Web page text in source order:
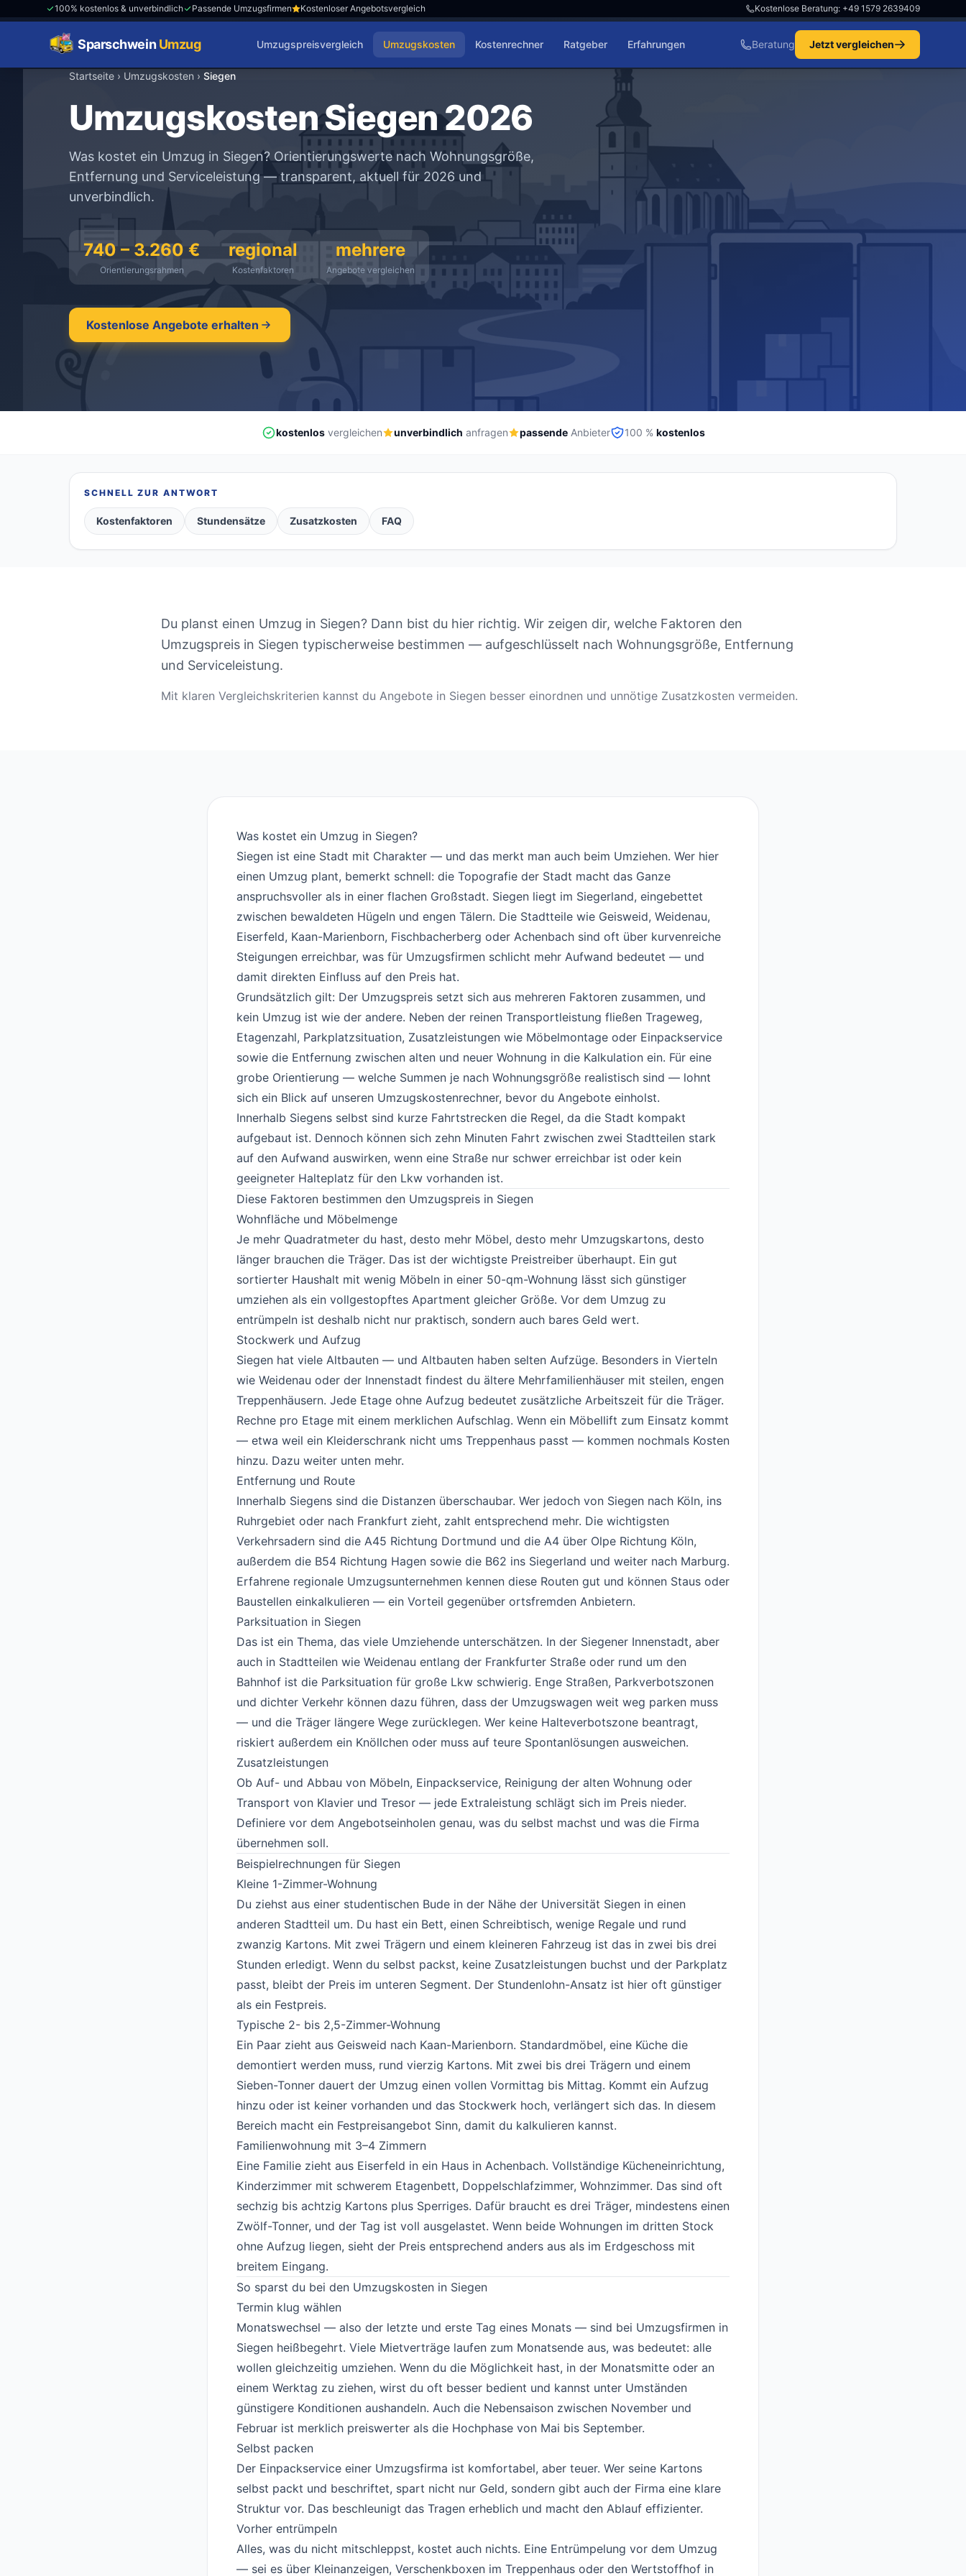
100% kostenlos & unverbindlich Passende Umzugsfirmen Kostenloser Angebotsvergleich Kostenlose Beratung: +49 1579 2639409
SparschweinUmzug Umzugspreisvergleich Umzugskosten Kostenrechner Ratgeber Erfahrungen Beratung Jetzt vergleichen
Startseite › Umzugskosten › Siegen
Umzugskosten Siegen 2026
Was kostet ein Umzug in Siegen? Orientierungswerte nach Wohnungsgröße,
Entfernung und Serviceleistung — transparent, aktuell für 2026 und
unverbindlich.
740 – 3.260 €
Orientierungsrahmen
regional
Kostenfaktoren
mehrere
Angebote vergleichen
Kostenlose Angebote erhalten
kostenlosvergleichen unverbindlich anfragen passendeAnbieter 100 % kostenlos
SCHNELL ZUR ANTWORT
Kostenfaktoren Stundensätze Zusatzkosten FAQ
Du planst einen Umzug in Siegen? Dann bist du hier richtig. Wir zeigen dir, welche Faktoren den
Umzugspreis in Siegen typischerweise bestimmen — aufgeschlüsselt nach Wohnungsgröße, Entfernung
und Serviceleistung.
Mit klaren Vergleichskriterien kannst du Angebote in Siegen besser einordnen und unnötige Zusatzkosten vermeiden.
Was kostet ein Umzug in Siegen?
Siegen ist eine Stadt mit Charakter — und das merkt man auch beim Umziehen. Wer hier
einen Umzug plant, bemerkt schnell: die Topografie der Stadt macht das Ganze
anspruchsvoller als in einer flachen Großstadt. Siegen liegt im Siegerland, eingebettet
zwischen bewaldeten Hügeln und engen Tälern. Die Stadtteile wie Geisweid, Weidenau,
Eiserfeld, Kaan-Marienborn, Fischbacherberg oder Achenbach sind oft über kurvenreiche
Steigungen erreichbar, was für Umzugsfirmen schlicht mehr Aufwand bedeutet — und
damit direkten Einfluss auf den Preis hat.
Grundsätzlich gilt: Der Umzugspreis setzt sich aus mehreren Faktoren zusammen, und
kein Umzug ist wie der andere. Neben der reinen Transportleistung fließen Trageweg,
Etagenzahl, Parkplatzsituation, Zusatzleistungen wie Möbelmontage oder Einpackservice
sowie die Entfernung zwischen alten und neuer Wohnung in die Kalkulation ein. Für eine
grobe Orientierung — welche Summen je nach Wohnungsgröße realistisch sind — lohnt
sich ein Blick auf unseren Umzugskostenrechner, bevor du Angebote einholst.
Innerhalb Siegens selbst sind kurze Fahrtstrecken die Regel, da die Stadt kompakt
aufgebaut ist. Dennoch können sich zehn Minuten Fahrt zwischen zwei Stadtteilen stark
auf den Aufwand auswirken, wenn eine Straße nur schwer erreichbar ist oder kein
geeigneter Halteplatz für den Lkw vorhanden ist.
Diese Faktoren bestimmen den Umzugspreis in Siegen
Wohnfläche und Möbelmenge
Je mehr Quadratmeter du hast, desto mehr Möbel, desto mehr Umzugskartons, desto
länger brauchen die Träger. Das ist der wichtigste Preistreiber überhaupt. Ein gut
sortierter Haushalt mit wenig Möbeln in einer 50-qm-Wohnung lässt sich günstiger
umziehen als ein vollgestopftes Apartment gleicher Größe. Vor dem Umzug zu
entrümpeln ist deshalb nicht nur praktisch, sondern auch bares Geld wert.
Stockwerk und Aufzug
Siegen hat viele Altbauten — und Altbauten haben selten Aufzüge. Besonders in Vierteln
wie Weidenau oder der Innenstadt findest du ältere Mehrfamilienhäuser mit steilen, engen
Treppenhäusern. Jede Etage ohne Aufzug bedeutet zusätzliche Arbeitszeit für die Träger.
Rechne pro Etage mit einem merklichen Aufschlag. Wenn ein Möbellift zum Einsatz kommt
— etwa weil ein Kleiderschrank nicht ums Treppenhaus passt — kommen nochmals Kosten
hinzu. Dazu weiter unten mehr.
Entfernung und Route
Innerhalb Siegens sind die Distanzen überschaubar. Wer jedoch von Siegen nach Köln, ins
Ruhrgebiet oder nach Frankfurt zieht, zahlt entsprechend mehr. Die wichtigsten
Verkehrsadern sind die A45 Richtung Dortmund und die A4 über Olpe Richtung Köln,
außerdem die B54 Richtung Hagen sowie die B62 ins Siegerland und weiter nach Marburg.
Erfahrene regionale Umzugsunternehmen kennen diese Routen gut und können Staus oder
Baustellen einkalkulieren — ein Vorteil gegenüber ortsfremden Anbietern.
Parksituation in Siegen
Das ist ein Thema, das viele Umziehende unterschätzen. In der Siegener Innenstadt, aber
auch in Stadtteilen wie Weidenau entlang der Frankfurter Straße oder rund um den
Bahnhof ist die Parksituation für große Lkw schwierig. Enge Straßen, Parkverbotszonen
und dichter Verkehr können dazu führen, dass der Umzugswagen weit weg parken muss
— und die Träger längere Wege zurücklegen. Wer keine Halteverbotszone beantragt,
riskiert außerdem ein Knöllchen oder muss auf teure Spontanlösungen ausweichen.
Zusatzleistungen
Ob Auf- und Abbau von Möbeln, Einpackservice, Reinigung der alten Wohnung oder
Transport von Klavier und Tresor — jede Extraleistung schlägt sich im Preis nieder.
Definiere vor dem Angebotseinholen genau, was du selbst machst und was die Firma
übernehmen soll.
Beispielrechnungen für Siegen
Kleine 1-Zimmer-Wohnung
Du ziehst aus einer studentischen Bude in der Nähe der Universität Siegen in einen
anderen Stadtteil um. Du hast ein Bett, einen Schreibtisch, wenige Regale und rund
zwanzig Kartons. Mit zwei Trägern und einem kleineren Fahrzeug ist das in zwei bis drei
Stunden erledigt. Wenn du selbst packst, keine Zusatzleistungen buchst und der Parkplatz
passt, bleibt der Preis im unteren Segment. Der Stundenlohn-Ansatz ist hier oft günstiger
als ein Festpreis.
Typische 2- bis 2,5-Zimmer-Wohnung
Ein Paar zieht aus Geisweid nach Kaan-Marienborn. Standardmöbel, eine Küche die
demontiert werden muss, rund vierzig Kartons. Mit zwei bis drei Trägern und einem
Sieben-Tonner dauert der Umzug einen vollen Vormittag bis Mittag. Kommt ein Aufzug
hinzu oder ist keiner vorhanden und das Stockwerk hoch, verlängert sich das. In diesem
Bereich macht ein Festpreisangebot Sinn, damit du kalkulieren kannst.
Familienwohnung mit 3–4 Zimmern
Eine Familie zieht aus Eiserfeld in ein Haus in Achenbach. Vollständige Kücheneinrichtung,
Kinderzimmer mit schwerem Etagenbett, Doppelschlafzimmer, Wohnzimmer. Das sind oft
sechzig bis achtzig Kartons plus Sperriges. Dafür braucht es drei Träger, mindestens einen
Zwölf-Tonner, und der Tag ist voll ausgelastet. Wenn beide Wohnungen im dritten Stock
ohne Aufzug liegen, sieht der Preis entsprechend anders aus als im Erdgeschoss mit
breitem Eingang.
So sparst du bei den Umzugskosten in Siegen
Termin klug wählen
Monatswechsel — also der letzte und erste Tag eines Monats — sind bei Umzugsfirmen in
Siegen heißbegehrt. Viele Mietverträge laufen zum Monatsende aus, was bedeutet: alle
wollen gleichzeitig umziehen. Wenn du die Möglichkeit hast, in der Monatsmitte oder an
einem Werktag zu ziehen, wirst du oft besser bedient und kannst unter Umständen
günstigere Konditionen aushandeln. Auch die Nebensaison zwischen November und
Februar ist merklich preiswerter als die Hochphase von Mai bis September.
Selbst packen
Der Einpackservice einer Umzugsfirma ist komfortabel, aber teuer. Wer seine Kartons
selbst packt und beschriftet, spart nicht nur Geld, sondern gibt auch der Firma eine klare
Struktur vor. Das beschleunigt das Tragen erheblich und macht den Ablauf effizienter.
Vorher entrümpeln
Alles, was du nicht mitschleppst, kostet auch nichts. Eine Entrümpelung vor dem Umzug
— sei es über Kleinanzeigen, Verschenkboxen im Treppenhaus oder den Wertstoffhof in